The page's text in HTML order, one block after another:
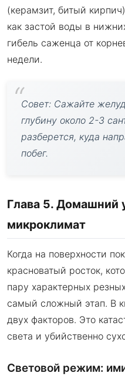
(керамзит, битый
как застой воды в
гибель саженца от
недели.
Совет: Сажайте
глубину около 2-3
разберется, куда
побег.
Глава 5. Домашний
микроклимат
Когда на поверхности
красноватый росток,
пару характерных
самый сложный этап. В
двух факторов. Это
света и убийственно
Световой режим: